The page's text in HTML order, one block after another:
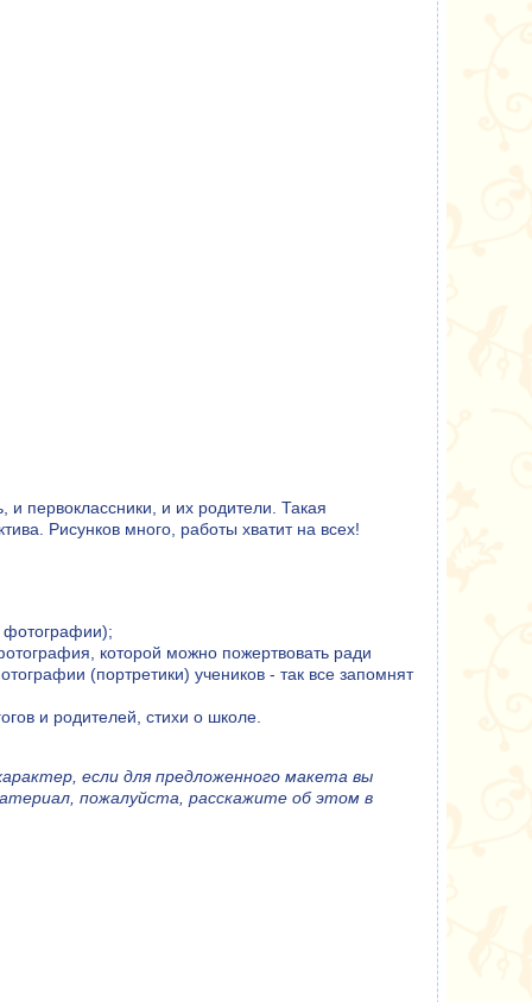
и первоклассники, и их родители. Такая
Рисунков много, работы хватит на всех!
которой можно пожертвовать ради
(портретики) учеников - так все запомнят
и родителей, стихи о школе.
если для предложенного макета вы
пожалуйста, расскажите об этом в